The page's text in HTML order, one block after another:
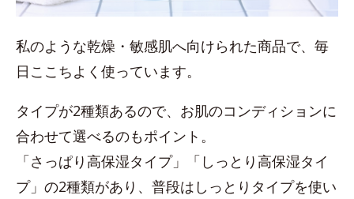
私のような乾燥・敏感肌へ向けられた商品で、毎
日ここちよく使っています。
タイプが2種類あるので、お肌のコンディションに
合わせて選べるのもポイント。
「さっぱり高保湿タイプ」「しっとり高保湿タイ
プ」の2種類があり、普段はしっとりタイプを使い